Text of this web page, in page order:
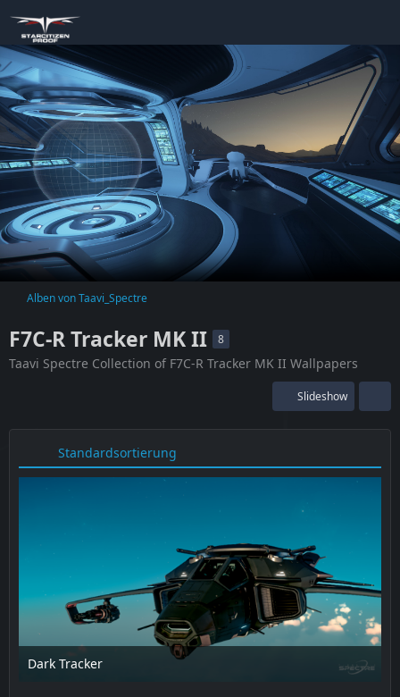
Alben von Taavi_Spectre
F7C-R Tracker MK II 8
Taavi Spectre Collection of F7C-R Tracker MK II Wallpapers
Slideshow
Standardsortierung
Dark Tracker